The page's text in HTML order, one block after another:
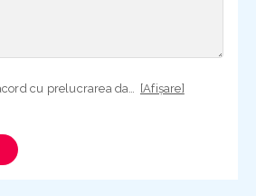
[Afișare]